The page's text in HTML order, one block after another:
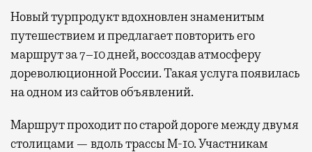
Новый турпродукт вдохновлен знаменитым
путешествием и предлагает повторить его
маршрут за 7–10 дней, воссоздав атмосферу
дореволюционной России. Такая услуга появилась
на одном из сайтов объявлений.
Маршрут проходит по старой дороге между двумя
столицами — вдоль трассы М-10. Участникам